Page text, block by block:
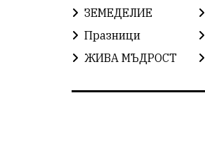
ЗЕМЕДЕЛИЕ
Празници
ЖИВА МЪДРОСТ